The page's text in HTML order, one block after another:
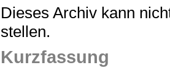
Dieses Archiv kann
stellen.
Kurzfassung